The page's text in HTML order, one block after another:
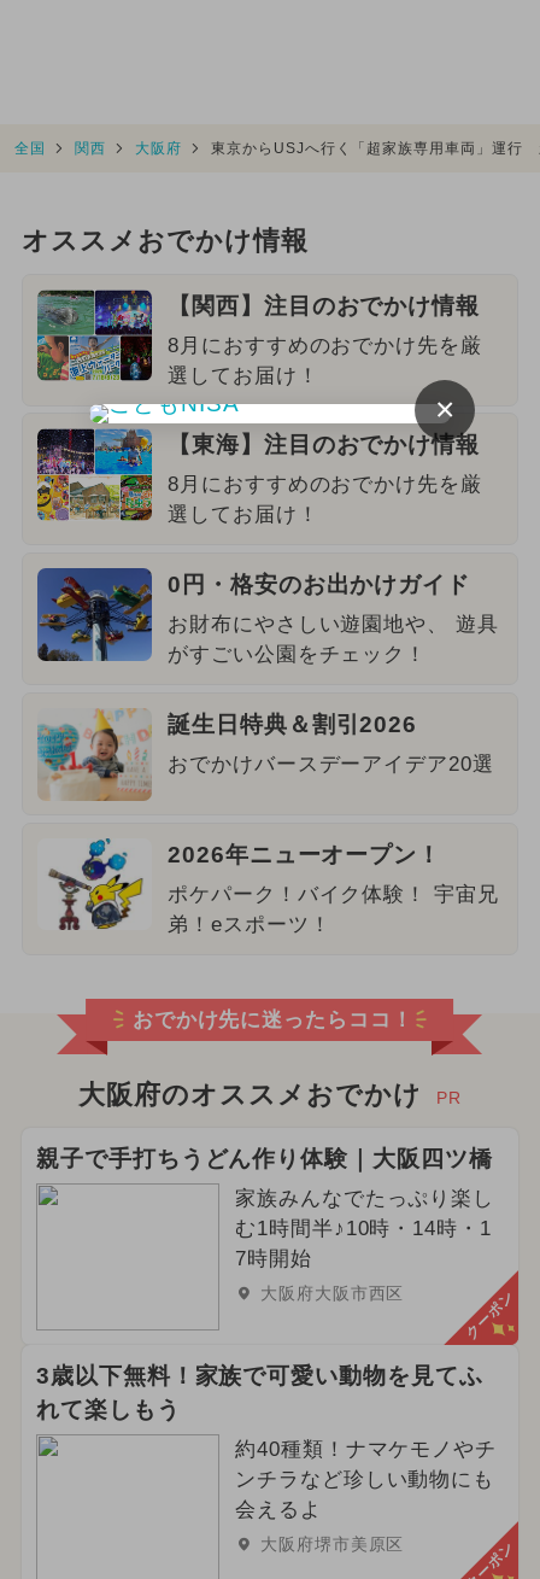
全国 関西 大阪府 東京からUSJへ行く「超家族専用車両」運行
オススメおでかけ情報
【関西】注目のおでかけ情報
8月におすすめのおでかけ先を厳
選してお届け！
【東海】注目のおでかけ情報
8月におすすめのおでかけ先を厳
選してお届け！
0円・格安のお出かけガイド
お財布にやさしい遊園地や、 遊具
がすごい公園をチェック！
誕生日特典＆割引2026
おでかけバースデーアイデア20選
2026年ニューオープン！
ポケパーク！バイク体験！ 宇宙兄
弟！eスポーツ！
おでかけ先に迷ったらココ！
大阪府のオススメおでかけ PR
親子で手打ちうどん作り体験｜大阪四ツ橋
家族みんなでたっぷり楽し
む1時間半♪10時・14時・1
7時開始
大阪府大阪市西区 クーポン
3歳以下無料！家族で可愛い動物を見てふ
れて楽しもう
約40種類！ナマケモノやチ
ンチラなど珍しい動物にも
会えるよ
大阪府堺市美原区 クーポン
×